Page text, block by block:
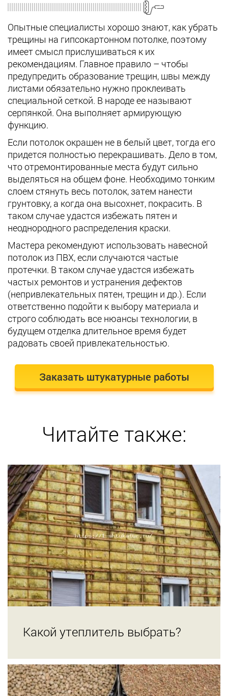
Опытные специалисты хорошо знают, как убрать
трещины на гипсокартонном потолке, поэтому
имеет смысл прислушиваться к их
рекомендациям. Главное правило – чтобы
предупредить образование трещин, швы между
листами обязательно нужно проклеивать
специальной сеткой. В народе ее называют
серпянкой. Она выполняет армирующую
функцию.
Если потолок окрашен не в белый цвет, тогда его
придется полностью перекрашивать. Дело в том,
что отремонтированные места будут сильно
выделяться на общем фоне. Необходимо тонким
слоем стянуть весь потолок, затем нанести
грунтовку, а когда она высохнет, покрасить. В
таком случае удастся избежать пятен и
неоднородного распределения краски.
Мастера рекомендуют использовать навесной
потолок из ПВХ, если случаются частые
протечки. В таком случае удастся избежать
частых ремонтов и устранения дефектов
(непривлекательных пятен, трещин и др.). Если
ответственно подойти к выбору материала и
строго соблюдать все нюансы технологии, в
будущем отделка длительное время будет
радовать своей привлекательностью.
Заказать штукатурные работы
Читайте также:
Какой утеплитель выбрать?